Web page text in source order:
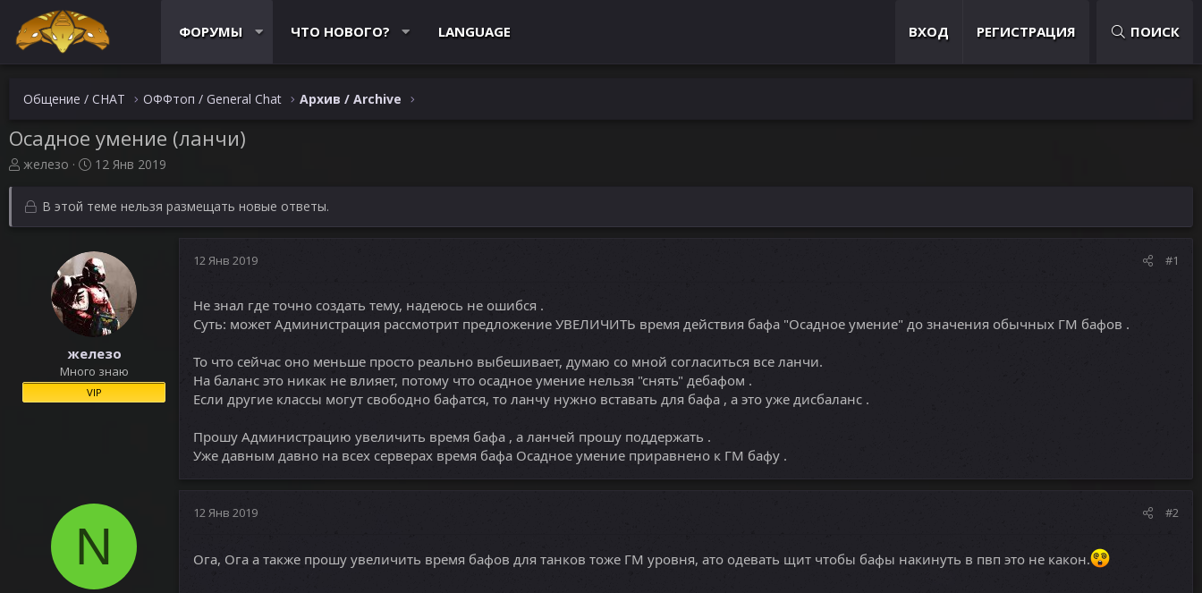
ФОРУМЫ ЧТО НОВОГО? LANGUAGE ВХОД РЕГИСТРАЦИЯ ПОИСК
Общение / CHAT ОФФтоп / General Chat Архив / Archive
Осадное умение (ланчи)
А
т
о
р
железо
Д
а
н
а
ч
а
л
а
12 Янв 2019
В этой теме нельзя размещать новые ответы.
железо
Много знаю
VIP
12 Янв 2019 #1
Не знал где точно создать тему, надеюсь не ошибся .
Суть: может Администрация рассмотрит предложение УВЕЛИЧИТЬ время действия бафа "Осадное умение" до значения обычных ГМ бафов .
То что сейчас оно меньше просто реально выбешивает, думаю со мной согласиться все ланчи.
На баланс это никак не влияет, потому что осадное умение нельзя "снять" дебафом .
Если другие классы могут свободно бафатся, то ланчу нужно вставать для бафа , а это уже дисбаланс .
Прошу Администрацию увеличить время бафа , а ланчей прошу поддержать .
Уже давным давно на всех серверах время бафа Осадное умение приравнено к ГМ бафу .
N
12 Янв 2019 #2
Ога, Ога а также прошу увеличить время бафов для танков тоже ГМ уровня, ато одевать щит чтобы бафы накинуть в пвп это не какон.